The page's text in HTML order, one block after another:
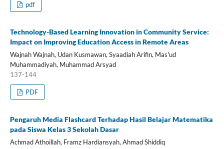
pdf
Technology-Based Learning Innovation in Community Service:
Impact on Improving Education Access in Remote Areas
Wajnah Wajnah, Udan Kusmawan, Syaadiah Arifin, Mas'ud
Muhammadiyah, Muhammad Arsyad
137-144
PDF
Pengaruh Media Flashcard Terhadap Hasil Belajar Matematika
pada Siswa Kelas 3 Sekolah Dasar
Achmad Athoillah, Framz Hardiansyah, Ahmad Shiddiq